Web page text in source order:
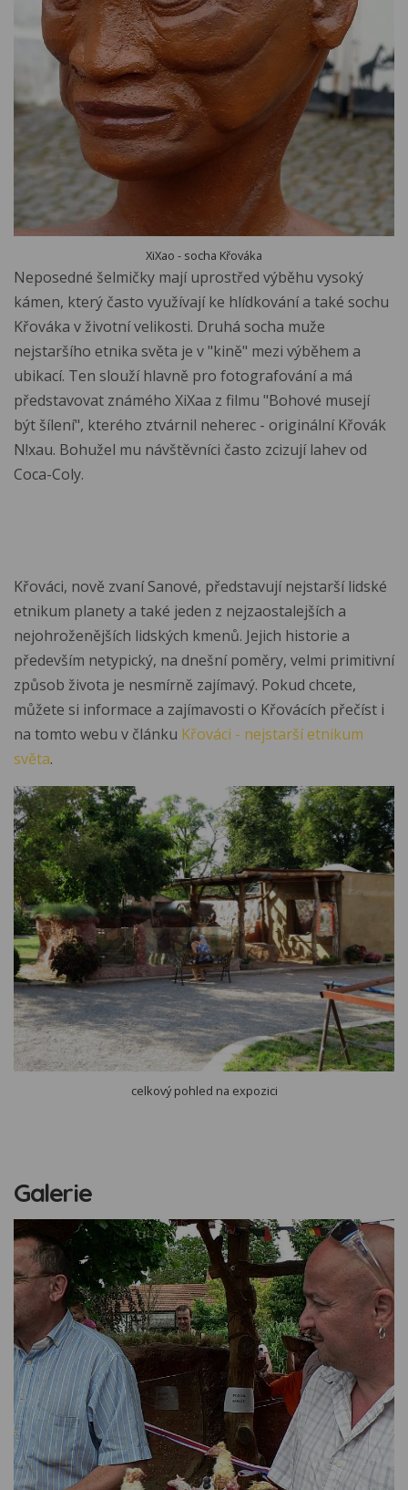
XiXao - socha Křováka
Neposedné šelmičky mají uprostřed výběhu vysoký
kámen, který často využívají ke hlídkování a také sochu
Křováka v životní velikosti. Druhá socha muže
nejstaršího etnika světa je v "kině" mezi výběhem a
ubikací. Ten slouží hlavně pro fotografování a má
představovat známého XiXaa z filmu "Bohové musejí
být šílení", kterého ztvárnil neherec - originální Křovák
N!xau. Bohužel mu návštěvníci často zcizují lahev od
Coca-Coly.
Křováci, nově zvaní Sanové, představují nejstarší lidské
etnikum planety a také jeden z nejzaostalejších a
nejohroženějších lidských kmenů. Jejich historie a
především netypický, na dnešní poměry, velmi primitivní
způsob života je nesmírně zajímavý. Pokud chcete,
můžete si informace a zajímavosti o Křovácích přečíst i
na tomto webu v článku Křováci - nejstarší etnikum
světa.
celkový pohled na expozici
Galerie